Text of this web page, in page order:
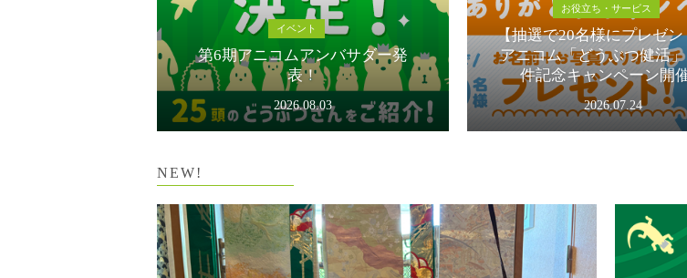
イベント
第6期アニコムアンバサダー発
表！
2026.08.03
お役立ち・サービス
【抽選で20名様にプレゼン
アニコム「どうぶつ健活
件記念キャンペーン開
2026.07.24
NEW!